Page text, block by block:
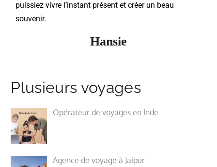
puissiez vivre l’instant présent et créer un beau
souvenir.
Hansie
Plusieurs voyages
Opérateur de voyages en Inde
Agence de voyage à Jaipur